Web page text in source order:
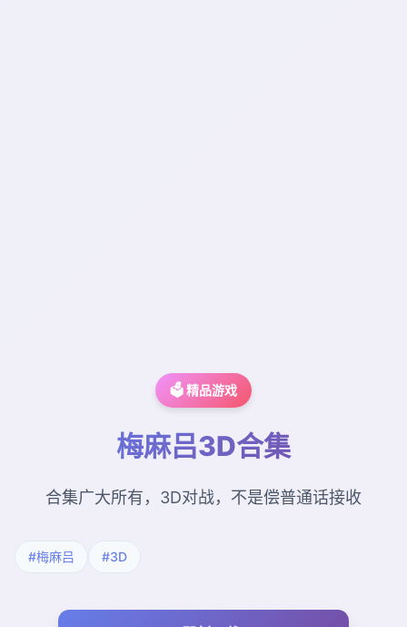
🗳️ 精品游戏
梅麻吕3D合集
合集广大所有，3D对战，不是偿普通话接收
#梅麻吕 #3D